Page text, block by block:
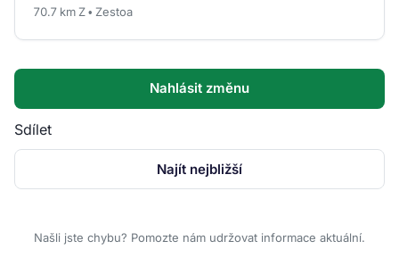
70.7 km Z • Zestoa
Nahlásit změnu
Sdílet
Najít nejbližší
Našli jste chybu? Pomozte nám udržovat informace aktuální.